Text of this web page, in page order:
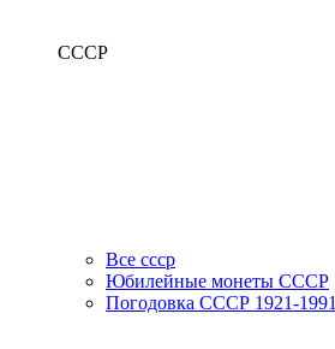
СССР
Все ссср
Юбилейные монеты СССР
Погодовка СССР 1921-1991